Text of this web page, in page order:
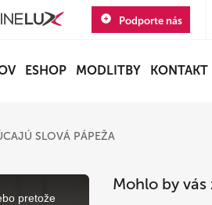
Podporte nás
ESHOP MODLITBY KONTAKT
SLOVÁ PÁPEŽA
pretože
Mohlo by vás